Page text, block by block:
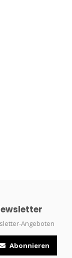
Angeboten
Abonnieren